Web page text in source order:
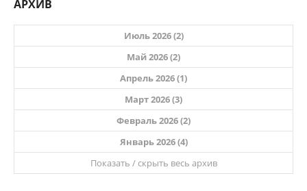
АРХИВ
Июль 2026 (2)
Май 2026 (2)
Апрель 2026 (1)
Март 2026 (3)
Февраль 2026 (2)
Январь 2026 (4)
Показать / скрыть весь архив